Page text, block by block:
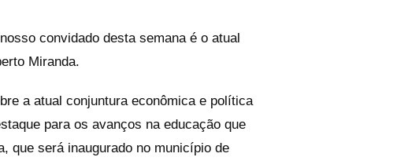
convidado desta semana é o atual
Miranda.
a atual conjuntura econômica e política
para os avanços na educação que
que será inaugurado no município de